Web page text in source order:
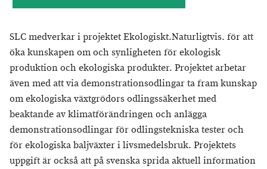
SLC medverkar i projektet Ekologiskt.Naturligtvis. för att
öka kunskapen om och synligheten för ekologisk
produktion och ekologiska produkter. Projektet arbetar
även med att via demonstrationsodlingar ta fram kunskap
om ekologiska växtgrödors odlingssäkerhet med
beaktande av klimatförändringen och anlägga
demonstrationsodlingar för odlingstekniska tester och
för ekologiska baljväxter i livsmedelsbruk. Projektets
uppgift är också att på svenska sprida aktuell information